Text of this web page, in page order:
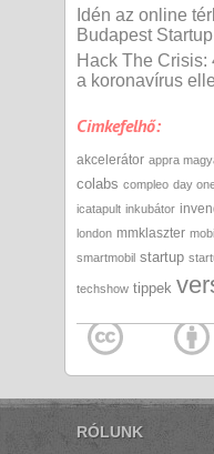
Idén az online
Budapest
Hack The
a koronavírus
Cimkefelhő:
akcelerátor appra
colabs compleo day
icatapult inkubátor
london mmklaszter
smartmobil startup
techshow tippek
RÓLUNK